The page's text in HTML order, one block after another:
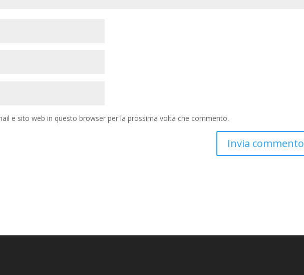
e sito web in questo browser per la prossima volta che commento.